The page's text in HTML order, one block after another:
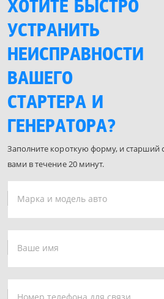
ХОТИТЕ БЫСТРО
УСТРАНИТЬ
НЕИСПРАВНОСТИ
ВАШЕГО
СТАРТЕРА И
ГЕНЕРАТОРА?
Заполните короткую форму, и старший
вами в течение 20 минут.